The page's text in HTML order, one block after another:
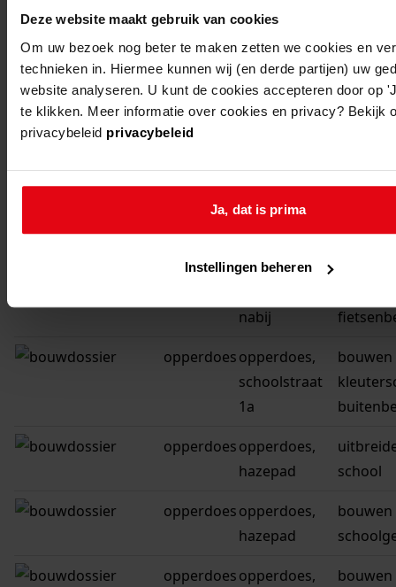
Deze website maakt gebruik van cookies
Om uw bezoek nog beter te maken zetten we cookies en
technieken in. Hiermee kunnen wij (en derde partijen) uw
website analyseren. U kunt de cookies accepteren door op
te klikken. Meer informatie over cookies en privacy? Bekijk
privacybeleid privacybeleid
Ja, dat is prima
Instellingen beheren
opperdoes
opperdoes,
oosteinde 12
opperdoes
opperdoes,
burgemeester
nabij
opperdoesopperdoes,
schoolstraat
1a
bouwen
opperdoesopperdoes,
hazepad
school
opperdoesopperdoes,
hazepad
bouwen
opperdoesopperdoes,
bouwen